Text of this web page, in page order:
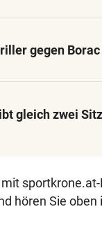
gegen Borac
gleich zwei
hören Sie oben